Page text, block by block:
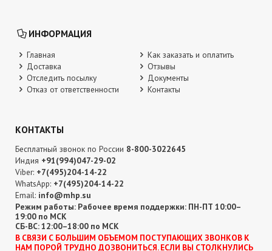
ИНФОРМАЦИЯ
Главная
Как заказать и оплатить
Доставка
Отзывы
Отследить посылку
Документы
Отказ от ответственности
Контакты
КОНТАКТЫ
Бесплатный звонок по России 8-800-3022645
Индия +91(994)047-29-02
Viber: +7(495)204-14-22
WhatsApp: +7(495)204-14-22
Email: info@mhp.su
Режим работы: Рабочее время поддержки: ПН-ПТ 10:00–
19:00 по МСК
СБ-ВС: 12:00–18:00 по МСК
В CВЯЗИ С БОЛЬШИМ ОБЪЕМОМ ПОСТУПАЮЩИХ ЗВОНКОВ К
НАМ ПОРОЙ ТРУДНО ДОЗВОНИТЬСЯ. ЕСЛИ ВЫ СТОЛКНУЛИСЬ